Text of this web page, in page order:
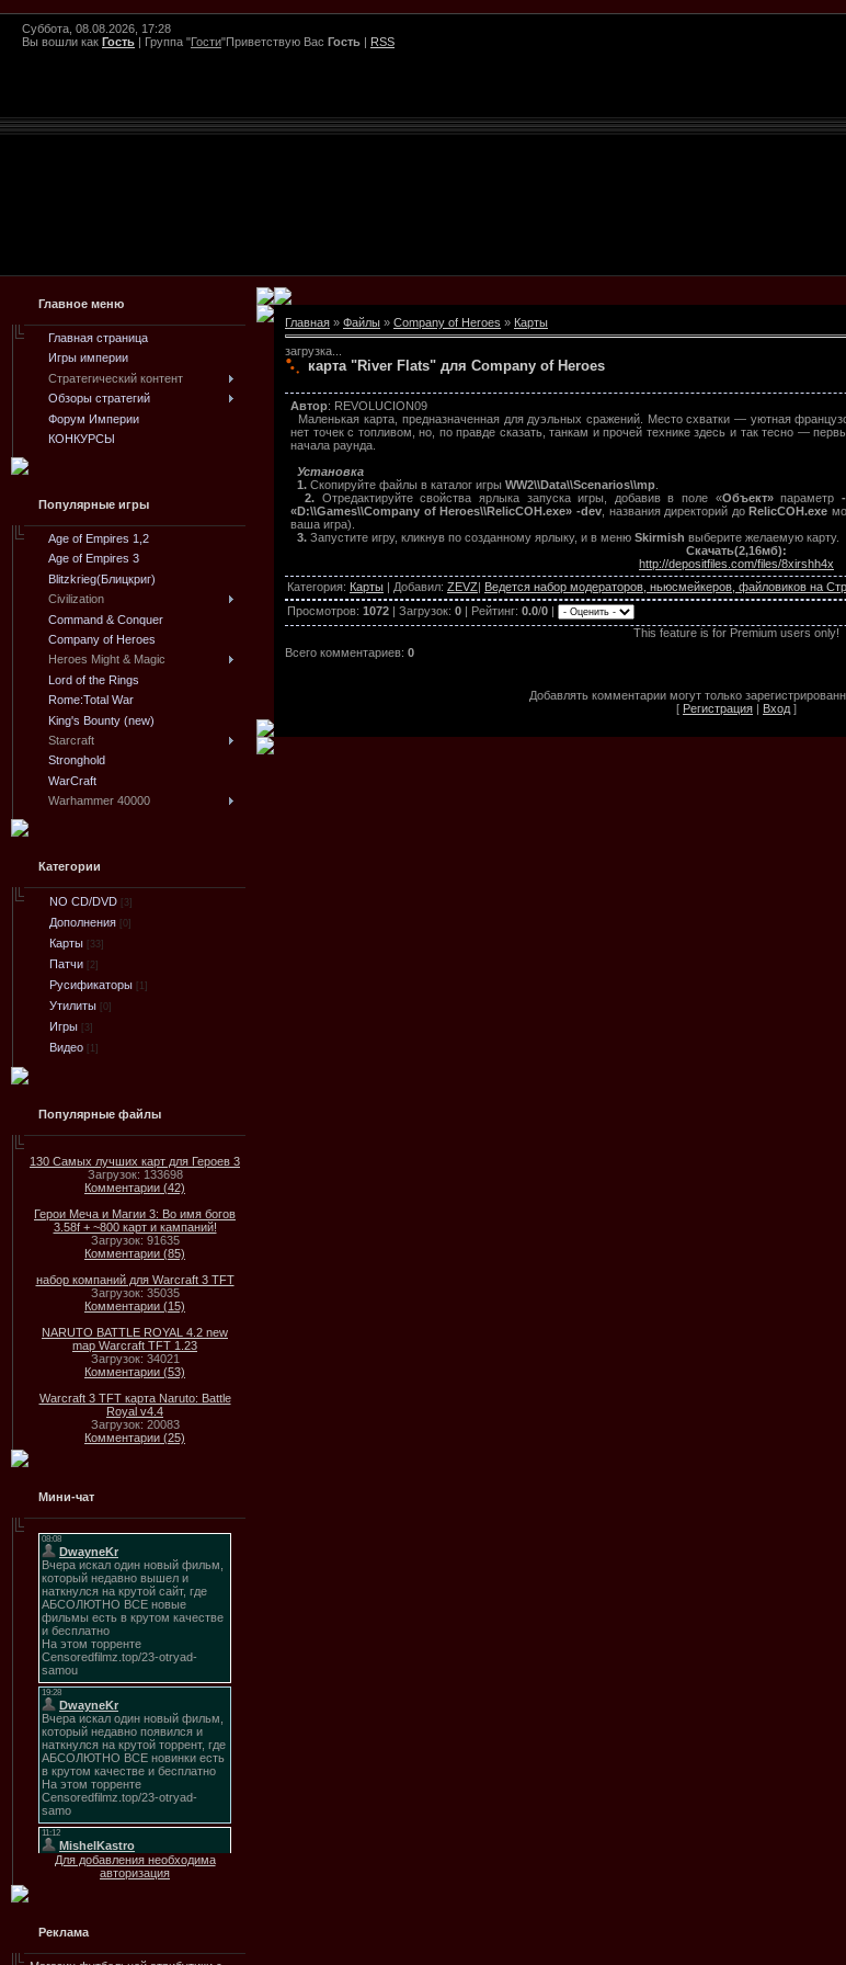
Суббота, 08.08.2026, 17:28
Вы вошли как Гость | Группа "Гости"Приветствую Вас Гость | RSS
Главное меню
Главная страница
Игры империи
Стратегический контент
Обзоры стратегий
Форум Империи
КОНКУРСЫ
Популярные игры
Age of Empires 1,2
Age of Empires 3
Blitzkrieg(Блицкриг)
Civilization
Command & Conquer
Company of Heroes
Heroes Might & Magic
Lord of the Rings
Rome:Total War
King's Bounty (new)
Starcraft
Stronghold
WarCraft
Warhammer 40000
Категории
NO CD/DVD [3]
Дополнения [0]
Карты [33]
Патчи [2]
Русификаторы [1]
Утилиты [0]
Игры [3]
Видео [1]
Популярные файлы
130 Самых лучших карт для Героев 3
Загрузок: 133698
Комментарии (42)
Герои Меча и Магии 3: Во имя богов
3.58f + ~800 карт и кампаний!
Загрузок: 91635
Комментарии (85)
набор компаний для Warcraft 3 TFT
Загрузок: 35035
Комментарии (15)
NARUTO BATTLE ROYAL 4.2 new
map Warcraft TFT 1.23
Загрузок: 34021
Комментарии (53)
Warcraft 3 TFT карта Naruto: Battle
Royal v4.4
Загрузок: 20083
Комментарии (25)
Мини-чат
Для добавления необходима
авторизация
Реклама
Главная » Файлы » Company of Heroes » Карты
загрузка...
карта "River Flats" для Company of Heroes
Автор: REVOLUCION09
Маленькая карта, предназначенная для дуэльных сражений. Место схватки — уютная
нет точек с топливом, но, по правде сказать, танкам и прочей технике здесь и так тесно —
начала раунда.
Установка
1. Скопируйте файлы в каталог игры WW2\\Data\\Scenarios\\mp
2. Отредактируйте свойства ярлыка запуска игры, добавив в поле «Объект»параметр
«D:\\Games\\Company of Heroes\\RelicCOH.exe» -dev, названия директорий доRelicCOH.exe
ваша игра).
3. Запустите игру, кликнув по созданному ярлыку, и в меню Skirmish выберите желаемую карту.
Скачать(2,16мб):
http://depositfiles.com/files/8xirshh4x
Категория: Карты | Добавил: ZEVZ| Ведется набор модераторов, ньюсмейкеров, файловиков на
Просмотров: 1072 | Загрузок: 0 | Рейтинг: 0.0/0 |
This feature is for Premium users only!
Всего комментариев: 0
Добавлять комментарии могут только
[ Регистрация | Вход ]